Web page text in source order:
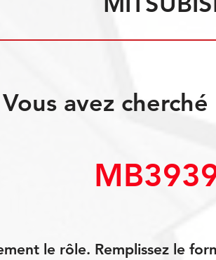
Vous avez
le rôle. Remplissez le